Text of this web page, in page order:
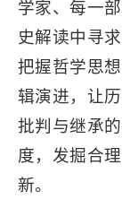
学家、每一
史解读中寻
把握哲学思
辑演进，让
批判与继承
度，发掘合
新。